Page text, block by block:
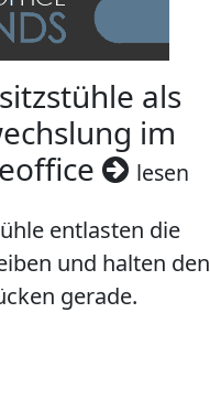
als
im
lesen
entlasten die
und halten den
gerade.